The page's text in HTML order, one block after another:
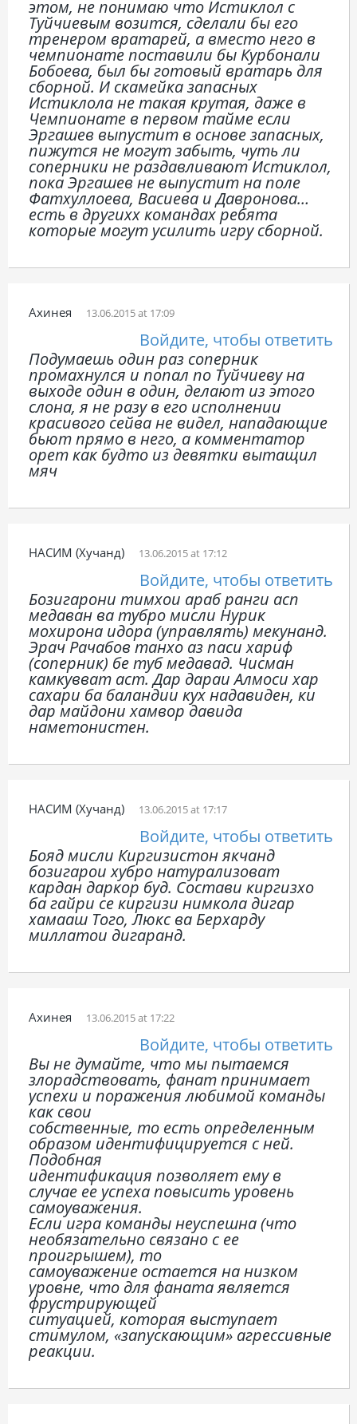
этом, не понимаю что Истиклол с
Туйчиевым возится, сделали бы его
тренером вратарей, а вместо него в
чемпионате поставили бы Курбонали
Бобоева, был бы готовый вратарь для
сборной. И скамейка запасных
Истиклола не такая крутая, даже в
Чемпионате в первом тайме если
Эргашев выпустит в основе запасных,
пижутся не могут забыть, чуть ли
соперники не раздавливают Истиклол,
пока Эргашев не выпустит на поле
Фатхуллоева, Васиева и Давронова…
есть в другихх командах ребята
которые могут усилить игру сборной.
Ахинея 13.06.2015 at 17:09
Войдите, чтобы ответить
Подумаешь один раз соперник
промахнулся и попал по Туйчиеву на
выходе один в один, делают из этого
слона, я не разу в его исполнении
красивого сейва не видел, нападающие
бьют прямо в него, а комментатор
орет как будто из девятки вытащил
мяч
НАСИМ (Хучанд) 13.06.2015 at 17:12
Войдите, чтобы ответить
Бозигарони тимхои араб ранги асп
медаван ва тубро мисли Нурик
мохирона идора (управлять) мекунанд.
Эрач Рачабов танхо аз паси хариф
(соперник) бе туб медавад. Чисман
камкувват аст. Дар дараи Алмоси хар
сахари ба баландии кух надавиден, ки
дар майдони хамвор давида
наметонистен.
НАСИМ (Хучанд) 13.06.2015 at 17:17
Войдите, чтобы ответить
Бояд мисли Киргизистон якчанд
бозигарои хубро натурализоват
кардан даркор буд. Состави киргизхо
ба гайри се киргизи нимкола дигар
хамааш Того, Люкс ва Берхарду
миллатои дигаранд.
Ахинея 13.06.2015 at 17:22
Войдите, чтобы ответить
Вы не думайте, что мы пытаемся
злорадствовать, фанат принимает
успехи и поражения любимой команды
как свои
собственные, то есть определенным
образом идентифицируется с ней.
Подобная
идентификация позволяет ему в
случае ее успеха повысить уровень
самоуважения.
Если игра команды неуспешна (что
необязательно связано с ее
проигрышем), то
самоуважение остается на низком
уровне, что для фаната является
фрустрирующей
ситуацией, которая выступает
стимулом, «запускающим» агрессивные
реакции.